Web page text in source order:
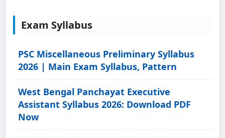
Exam Syllabus
PSC Miscellaneous Preliminary Syllabus
2026 | Main Exam Syllabus, Pattern
West Bengal Panchayat Executive
Assistant Syllabus 2026: Download PDF
Now